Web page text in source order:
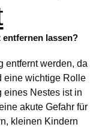
entfernen lassen?
entfernt werden, da
eine wichtige Rolle
eines Nestes ist in
akute Gefahr für
kleinen Kindern